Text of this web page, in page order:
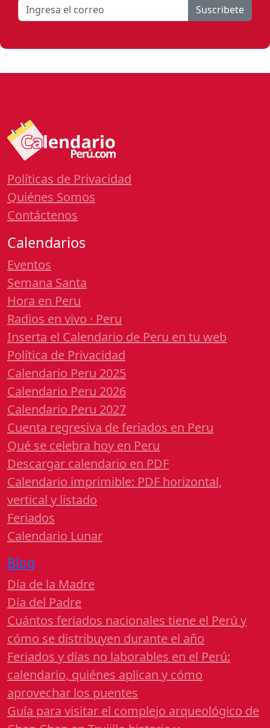
Suscribete
Políticas de Privacidad
Quiénes Somos
Contáctenos
Calendarios
Eventos
Semana Santa
Hora en Peru
Radios en vivo · Peru
Inserta el Calendario de Peru en tu web
Política de Privacidad
Calendario Peru 2025
Calendario Peru 2026
Calendario Peru 2027
Cuenta regresiva de feriados en Peru
Qué se celebra hoy en Peru
Descargar calendario en PDF
Calendario imprimible: PDF horizontal,
vertical y listado
Feriados
Calendario Lunar
Blog
Día de la Madre
Día del Padre
Cuántos feriados nacionales tiene el Perú y
cómo se distribuyen durante el año
Feriados y días no laborables en el Perú:
calendario, quiénes aplican y cómo
aprovechar los puentes
Guía para visitar el complejo arqueológico de